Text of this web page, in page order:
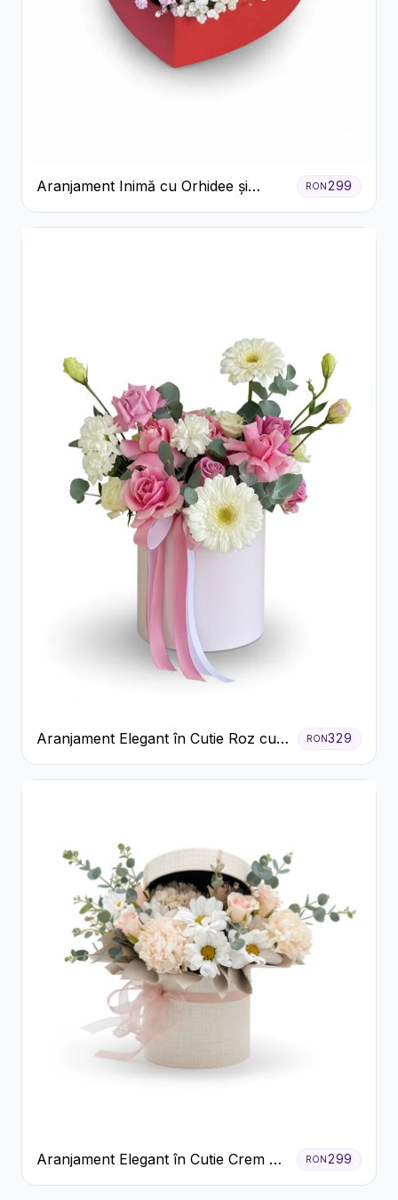
Aranjament Inimă cu Orhidee și
Floarea Miresei
RON299
Aranjament Elegant în Cutie Roz cu
Trandafiri și Gerbera
RON329
Aranjament Elegant în Cutie Crem cu
Crizanteme și Trandafiri
RON299